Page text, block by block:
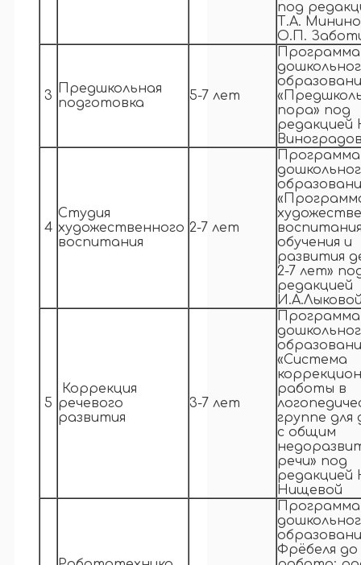
под
Т.А.
О.П.
3 Предшкольная
подготовка
5-7 лет
Программа
пора» под
редакцией
4
Студия
художественного
воспитания
2-7 лет
Программа
обучения и
развития
2-7 лет»
редакцией
5
Коррекция
речевого
развития
3-7 лет
Программа
«Система
работы в
группе для
с общим
речи» под
редакцией
Нищевой
Программа
Фрёбеля до